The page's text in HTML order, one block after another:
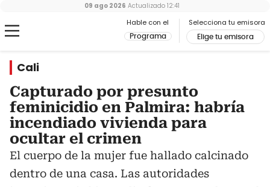
Hable con el
Programa
Selecciona tu emisora
Elige tu emisora
09 ago 2026 Actualizado 12:41
Cali
Capturado por presunto
feminicidio en Palmira: habría
incendiado vivienda para
ocultar el crimen
El cuerpo de la mujer fue hallado calcinado
dentro de una casa. Las autoridades